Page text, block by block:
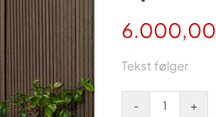
6.000,00
Tekst følger
Special